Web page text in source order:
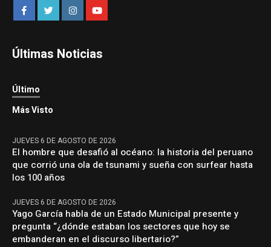
Últimas Noticias
Último
Más Visto
JUEVES 6 DE AGOSTO DE 2026
El hombre que desafió al océano: la historia del peruano
que corrió una ola de tsunami y sueña con surfear hasta
los 100 años
JUEVES 6 DE AGOSTO DE 2026
Yago García habla de un Estado Municipal presente y
pregunta “¿dónde estaban los sectores que hoy se
embanderan en el discurso libertario?”